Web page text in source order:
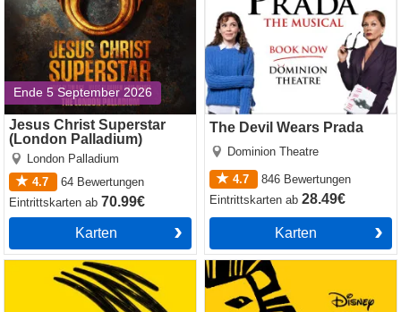
Ende 5 September 2026
Jesus Christ Superstar
(London Palladium)
London Palladium
4.7
64 Bewertungen
Eintrittskartenab 70.99€
Karten
The Devil Wears Prada
Dominion Theatre
4.7 846 Bewertungen
Eintrittskartenab28.49€
Karten
Operation Mincemeat The Lion King